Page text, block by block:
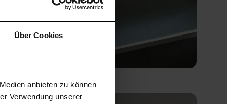
Über Cookies
anbieten zu können
Verwendung unserer
homestories.bykati